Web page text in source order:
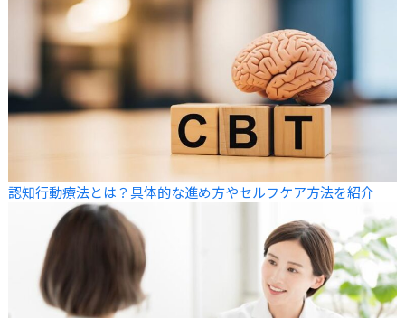
認知行動療法とは？具体的な進め方やセルフケア方法を紹介